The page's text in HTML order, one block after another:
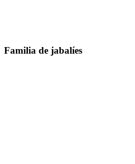
Familia de jabalíes